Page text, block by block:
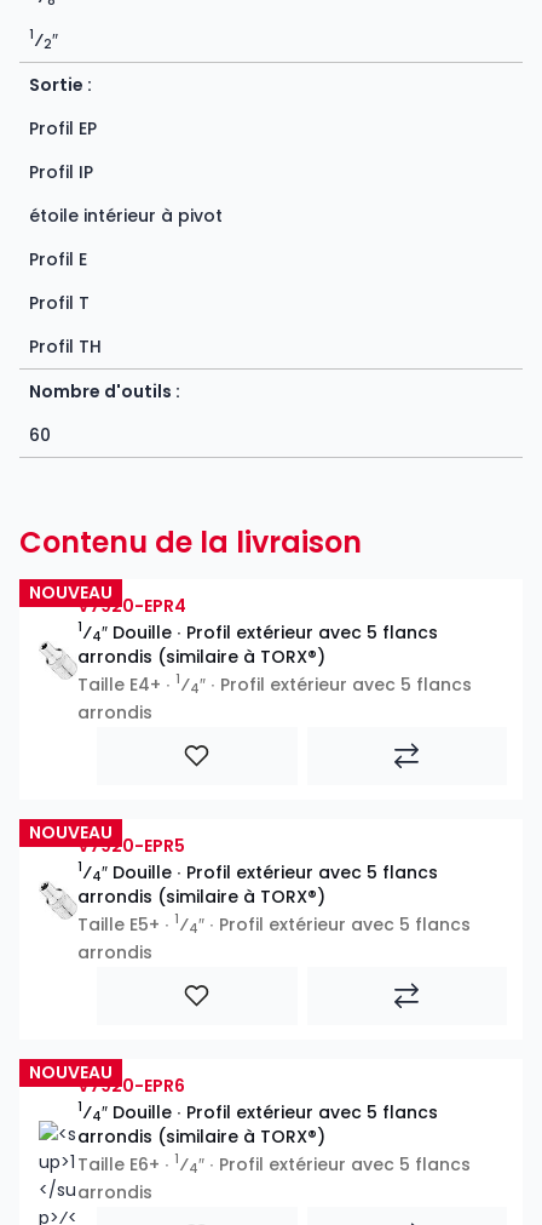
1⁄2″
Sortie :
Profil EP
Profil IP
étoile intérieur à pivot
Profil E
Profil T
Profil TH
Nombre d'outils :
60
Contenu de la livraison
NOUVEAU
V7920-EPR4
1⁄4″ Douille ∙ Profil extérieur avec 5 flancs
arrondis (similaire à TORX®)
Taille E4+ ∙ 1⁄4″ ∙ Profil extérieur avec 5 flancs
arrondis
NOUVEAU
V7920-EPR5
1⁄4″ Douille ∙ Profil extérieur avec 5 flancs
arrondis (similaire à TORX®)
Taille E5+ ∙ 1⁄4″ ∙ Profil extérieur avec 5 flancs
arrondis
NOUVEAU
V7920-EPR6
1⁄4″ Douille ∙ Profil extérieur avec 5 flancs
arrondis (similaire à TORX®)
Taille E6+ ∙ 1⁄4″ ∙ Profil extérieur avec 5 flancs
arrondis